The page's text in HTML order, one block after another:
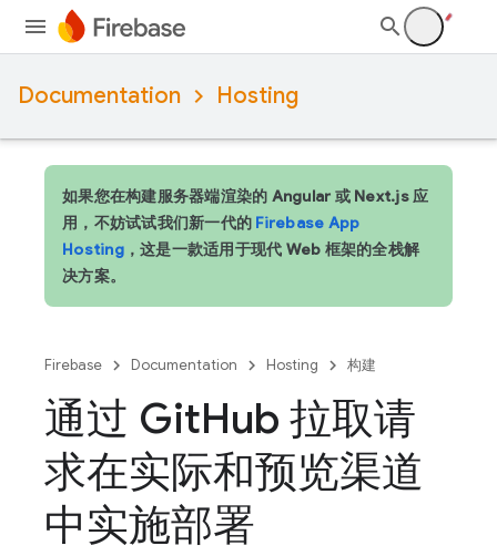
Documentation Hosting
如果您在构建服务器端渲染的 Angular 或 Next.js 应
用，不妨试试我们新一代的 Firebase App
Hosting，这是一款适用于现代 Web 框架的全栈解
决方案。
Firebase Documentation Hosting 构建
通过 GitHub 拉取请
求在实际和预览渠道
中实施部署